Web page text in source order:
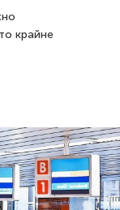
крайне